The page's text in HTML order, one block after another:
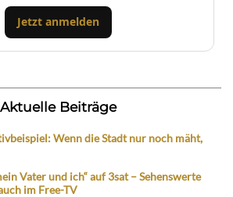
Jetzt anmelden
Aktuelle Beiträge
Wenn die Stadt nur noch mäht,
Vater und ich“ auf 3sat – Sehenswerte
im Free-TV